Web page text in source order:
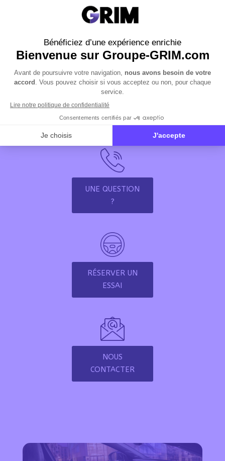
RECEVOIR LA
NEWSLETTER
UNE QUESTION
?
RÉSERVER UN
ESSAI
NOUS
CONTACTER